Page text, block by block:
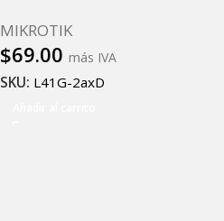
MIKROTIK
$69.00 más IVA
SKU: L41G-2axD